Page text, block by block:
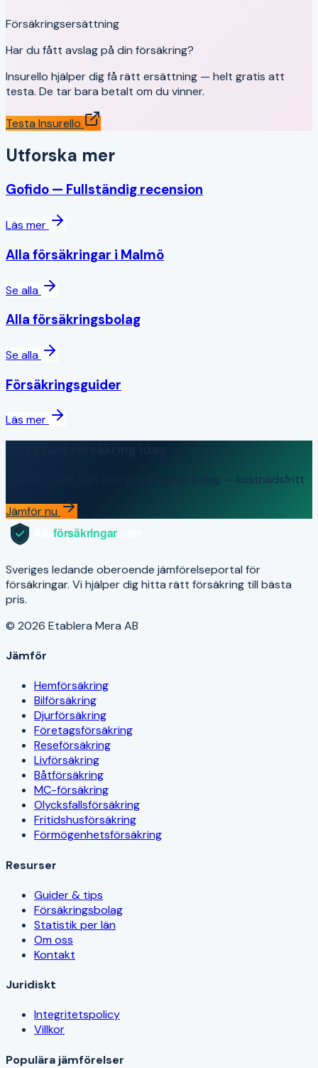
Försäkringsersättning
Har du fått avslag på din försäkring?
Insurello hjälper dig få rätt ersättning — helt gratis att
testa. De tar bara betalt om du vinner.
Testa Insurello
Utforska mer
Gofido — Fullständig recension
Läs mer
Alla försäkringar i Malmö
Se alla
Alla försäkringsbolag
Se alla
Försäkringsguider
Läs mer
Jämför priser från Sveriges ledande bolag — kostnadsfritt
Jämför nu
Sveriges ledande oberoende jämförelseportal för
försäkringar. Vi hjälper dig hitta rätt försäkring till bästa
pris.
© 2026 Etablera Mera AB
Jämför
Hemförsäkring
Bilförsäkring
Djurförsäkring
Företagsförsäkring
Reseförsäkring
Livförsäkring
Båtförsäkring
MC-försäkring
Olycksfallsförsäkring
Fritidshusförsäkring
Förmögenhetsförsäkring
Resurser
Guider & tips
Försäkringsbolag
Statistik per län
Om oss
Kontakt
Juridiskt
Integritetspolicy
Villkor
Populära jämförelser